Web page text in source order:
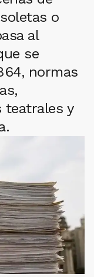
o
al
se
normas
teatrales y